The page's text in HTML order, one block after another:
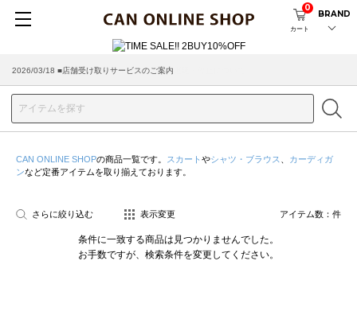
カート
0
BRAND
2026/03/18 ■店舗受け取りサービスのご案内
CAN ONLINE SHOPの商品一覧です。 スカート やシャツ・ブラウス
カーディガ
ンなど定番アイテムを取り揃えております。
さらに絞り込む 表示変更 アイテム数： 件
条件に一致する商品は見つかりませんでした。
お手数ですが、検索条件を変更してください。